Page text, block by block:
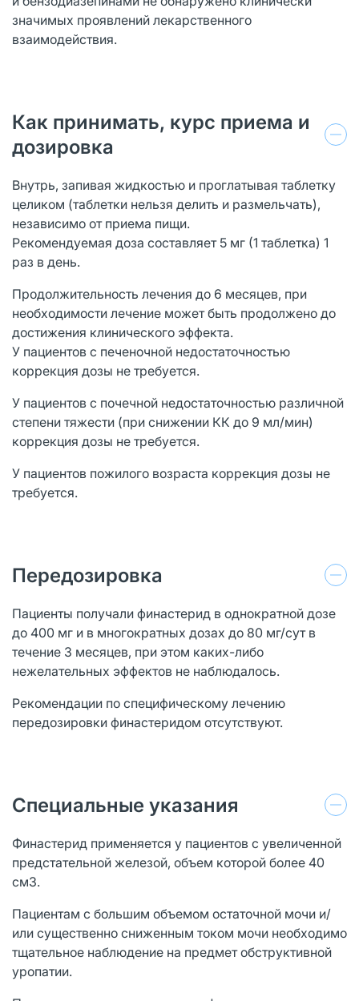
значимых проявлений лекарственного
взаимодействия.
Как принимать, курс приема и
дозировка
Внутрь, запивая жидкостью и проглатывая таблетку
целиком (таблетки нельзя делить и размельчать),
независимо от приема пищи.
Рекомендуемая доза составляет 5 мг (1 таблетка) 1
раз в день.
Продолжительность лечения до 6 месяцев, при
необходимости лечение может быть продолжено до
достижения клинического эффекта.
У пациентов с печеночной недостаточностью
коррекция дозы не требуется.
У пациентов с почечной недостаточностью различной
степени тяжести (при снижении КК до 9 мл/мин)
коррекция дозы не требуется.
У пациентов пожилого возраста коррекция дозы не
требуется.
Передозировка
Пациенты получали финастерид в однократной дозе
до 400 мг и в многократных дозах до 80 мг/сут в
течение 3 месяцев, при этом каких-либо
нежелательных эффектов не наблюдалось.
Рекомендации по специфическому лечению
передозировки финастеридом отсутствуют.
Специальные указания
Финастерид применяется у пациентов с увеличенной
предстательной железой, объем которой более 40
см3.
Пациентам с большим объемом остаточной мочи и/
или существенно сниженным током мочи необходимо
тщательное наблюдение на предмет обструктивной
уропатии.